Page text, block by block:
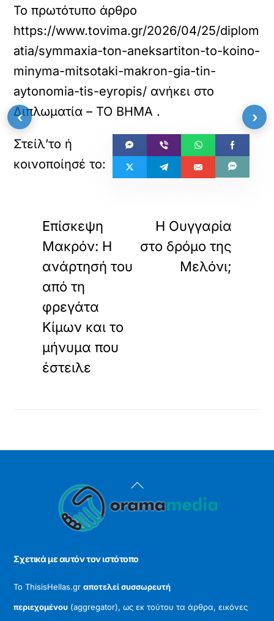
Το πρωτότυπο άρθρο
https://www.tovima.gr/2026/04/25/diplom
atia/symmaxia-ton-aneksartiton-to-koino-
minyma-mitsotaki-makron-gia-tin-
aytonomia-tis-eyropis/ ανήκει στο
Διπλωματία – ΤΟ ΒΗΜΑ .
Επίσκεψη
Μακρόν: Η
ανάρτησή του
από τη
φρεγάτα
Κίμων και το
μήνυμα που
έστειλε
Η Ουγγαρία
στο δρόμο της
Μελόνι;
Back
To
Σχετικά με αυτόν τον ιστότοπο
Το ThisisHellas.grαποτελεί συσσωρευτή
περιεχομένου (aggregator), ως εκ τούτου τα άρθρα, εικόνες
‹ ›